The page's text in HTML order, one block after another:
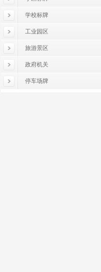
学校标牌
工业园区
旅游景区
政府机关
停车场牌